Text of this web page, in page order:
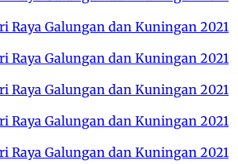
Raya Galungan dan Kuningan 2021
Raya Galungan dan Kuningan 2021
Raya Galungan dan Kuningan 2021
Raya Galungan dan Kuningan 2021
Raya Galungan dan Kuningan 2021